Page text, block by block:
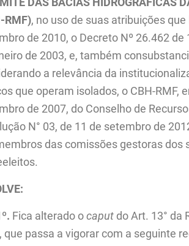
RMF), no uso de suas atribuições
de 2010, o Decreto Nº 26.462
de 2003, e, também
a relevância da
que operam isolados, o CBH-RMF,
de 2007, do Conselho de
N° 03, de 11 de setembro de
das comissões gestoras
Fica alterado ocaput do Art. 13° da
que passa a vigorar com a seguinte